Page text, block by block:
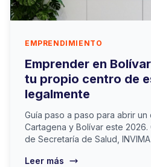
EMPRENDIMIENTO
Emprender en
tu propio centro de
legalmente
Guía paso a paso para abrir
Cartagena y Bolívar este
de Secretaría de Salud,
Leer más